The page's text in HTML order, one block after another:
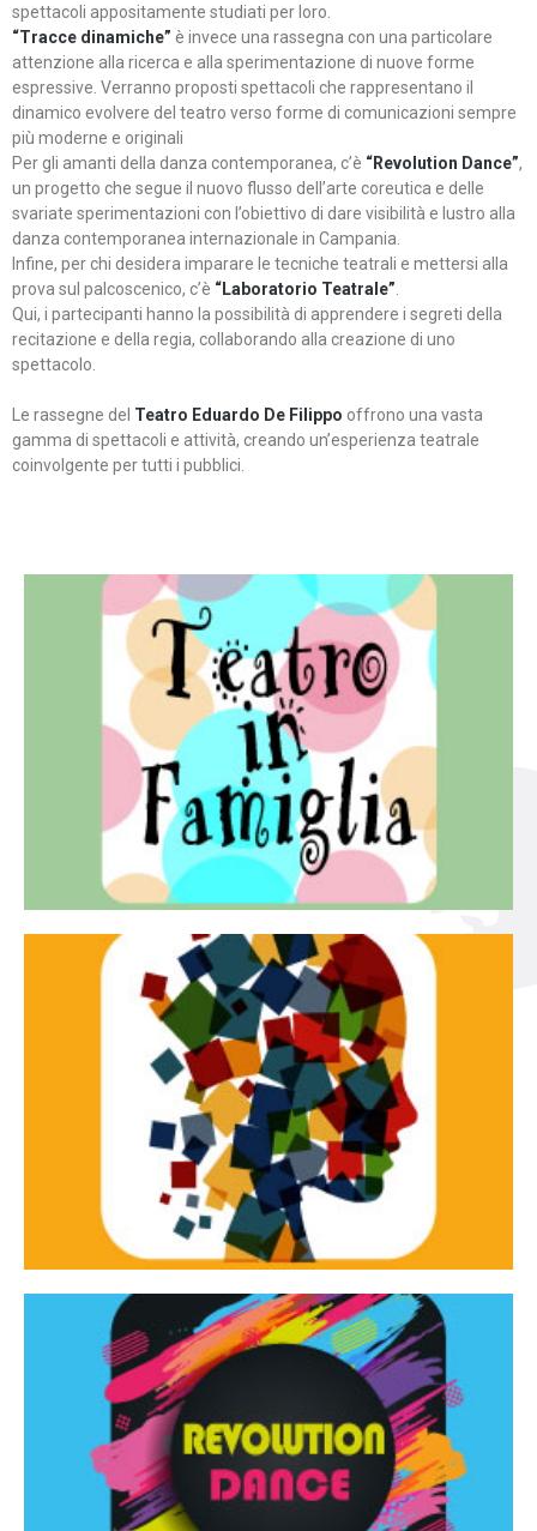
spettacoli appositamente studiati per loro.
“Tracce dinamiche” è invece una rassegna con una particolare
attenzione alla ricerca e alla sperimentazione di nuove forme
espressive. Verranno proposti spettacoli che rappresentano il
dinamico evolvere del teatro verso forme di comunicazioni sempre
più moderne e originali
Per gli amanti della danza contemporanea, c’è “Revolution Dance”,
un progetto che segue il nuovo flusso dell’arte coreutica e delle
svariate sperimentazioni con l’obiettivo di dare visibilità e lustro alla
danza contemporanea internazionale in Campania.
Infine, per chi desidera imparare le tecniche teatrali e mettersi alla
prova sul palcoscenico, c’è “Laboratorio Teatrale”
Qui, i partecipanti hanno la possibilità di apprendere i segreti della
recitazione e della regia, collaborando alla creazione di uno
spettacolo.
Le rassegne del Teatro Eduardo De Filippo offrono una vasta
gamma di spettacoli e attività, creando un’esperienza teatrale
coinvolgente per tutti i pubblici.
Teatro in famiglia
Teatro In Famiglia è una rassegna di teatro concepita
per far condividere e godere del teatro all’intera
famiglia.
Continua
Tracce dinamiche
Tracce Dinamiche è una rassegna di teatro
d’innovazione e sperimentale.
Continua
Revolution Dance
Rassegna di danza contemporanea – I Edizione